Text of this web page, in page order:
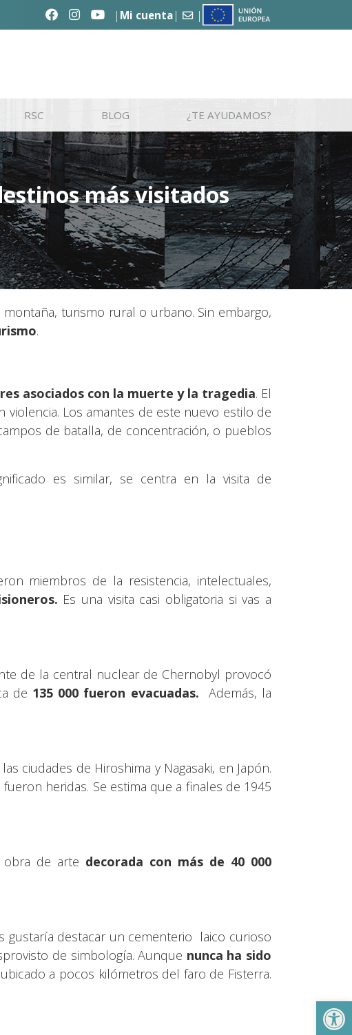
Mi cuenta
RSC BLOG ¿TE AYUDAMOS?
más visitados
turismo rural o urbano. Sin embargo,
.
asociados con la muerte y la tragedia. El
Los amantes de este nuevo estilo de
de batalla, de concentración, o pueblos
es similar, se centra en la visita de
miembros de la resistencia, intelectuales,
Es una visita casi obligatoria si vas a
de la central nuclear de Chernobyl provocó
de 135 000 fueron evacuadas.
Además, la
ciudades de Hiroshima y Nagasaki, en Japón.
fueron heridas. Se estima que a finales de 1945
obra de arte decorada con más de 40 000
gustaría destacar un cementerio laico curioso
de simbología. Aunque nunca ha sido
a pocos kilómetros del faro de Fisterra.